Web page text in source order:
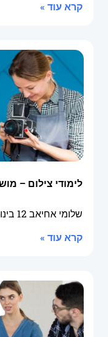
קרא עוד »
לימודי צילום –
שלומי אחיאב12 בינואר 2026
קרא עוד »